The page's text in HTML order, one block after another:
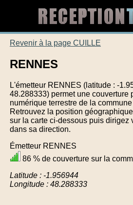
Revenir à la page CUILLE
RENNES
L'émetteur RENNES (latitude : -
48.288333) permet une couverture
numérique terrestre de la
Retrouvez la position
sur la carte ci-dessous puis dirigez
dans sa direction.
Émetteur RENNES
86 % de couverture sur la
Latitude : -1.956944
Longitude : 48.288333